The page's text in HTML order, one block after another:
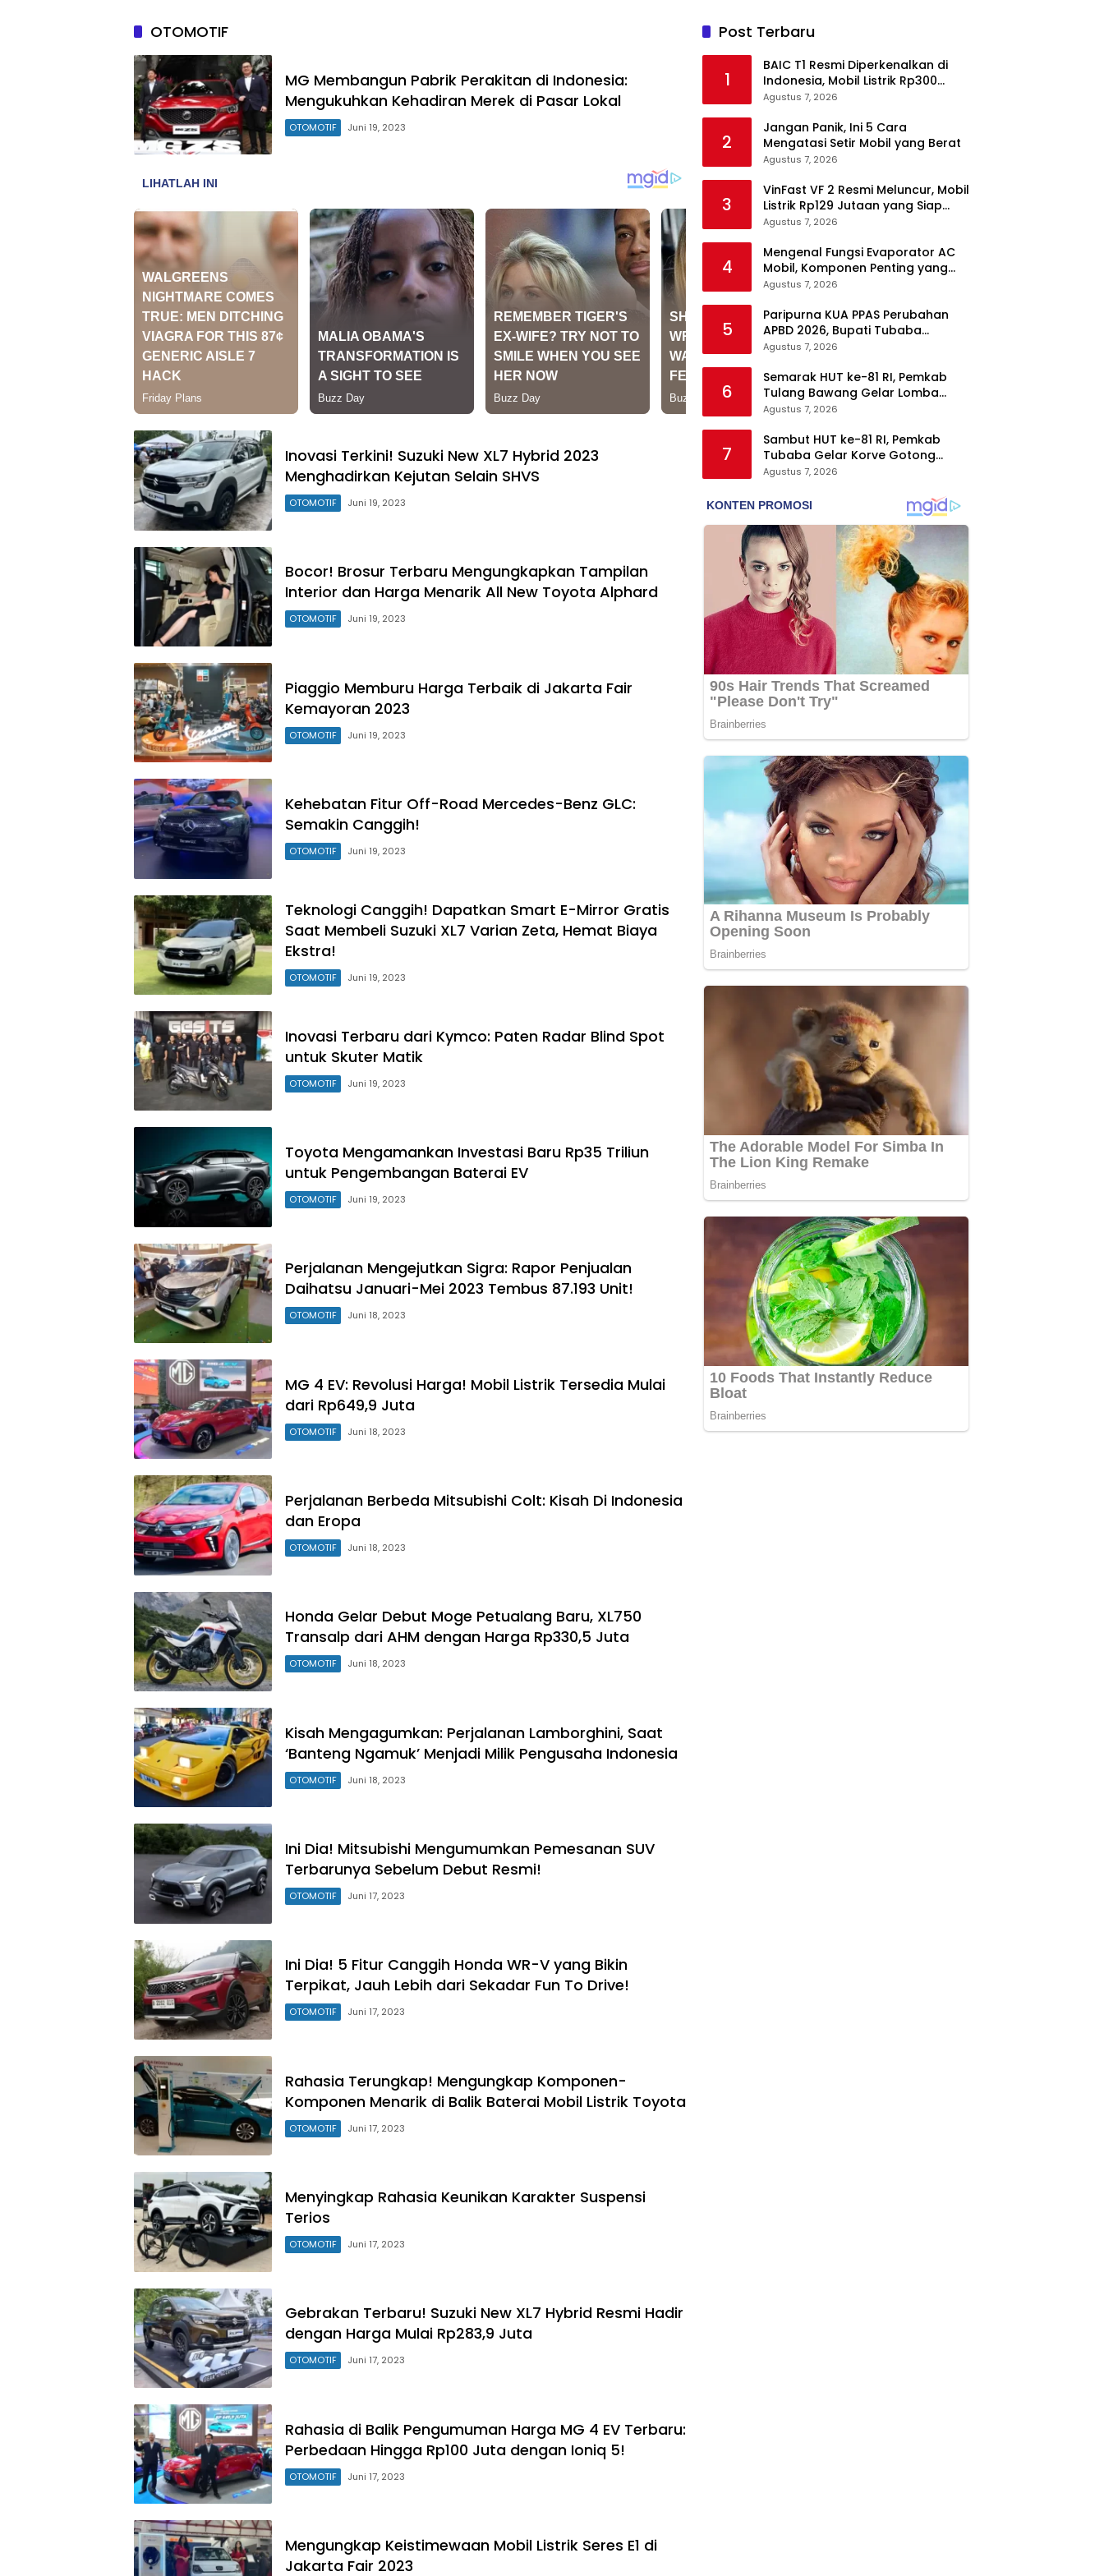
OTOMOTIF
MG Membangun Pabrik Perakitan di Indonesia:
Mengukuhkan Kehadiran Merek di Pasar Lokal
OTOMOTIF Juni 19, 2023
Inovasi Terkini! Suzuki New XL7 Hybrid 2023
Menghadirkan Kejutan Selain SHVS
OTOMOTIF Juni 19, 2023
Bocor! Brosur Terbaru Mengungkapkan Tampilan
Interior dan Harga Menarik All New Toyota Alphard
OTOMOTIF Juni 19, 2023
Piaggio Memburu Harga Terbaik di Jakarta Fair
Kemayoran 2023
OTOMOTIF Juni 19, 2023
Kehebatan Fitur Off-Road Mercedes-Benz GLC:
Semakin Canggih!
OTOMOTIF Juni 19, 2023
Teknologi Canggih! Dapatkan Smart E-Mirror Gratis
Saat Membeli Suzuki XL7 Varian Zeta, Hemat Biaya
Ekstra!
OTOMOTIF Juni 19, 2023
Inovasi Terbaru dari Kymco: Paten Radar Blind Spot
untuk Skuter Matik
OTOMOTIF Juni 19, 2023
Toyota Mengamankan Investasi Baru Rp35 Triliun
untuk Pengembangan Baterai EV
OTOMOTIF Juni 19, 2023
Perjalanan Mengejutkan Sigra: Rapor Penjualan
Daihatsu Januari-Mei 2023 Tembus 87.193 Unit!
OTOMOTIF Juni 18, 2023
MG 4 EV: Revolusi Harga! Mobil Listrik Tersedia Mulai
dari Rp649,9 Juta
OTOMOTIF Juni 18, 2023
Perjalanan Berbeda Mitsubishi Colt: Kisah Di Indonesia
dan Eropa
OTOMOTIF Juni 18, 2023
Honda Gelar Debut Moge Petualang Baru, XL750
Transalp dari AHM dengan Harga Rp330,5 Juta
OTOMOTIF Juni 18, 2023
Kisah Mengagumkan: Perjalanan Lamborghini, Saat
‘Banteng Ngamuk’ Menjadi Milik Pengusaha Indonesia
OTOMOTIF Juni 18, 2023
Ini Dia! Mitsubishi Mengumumkan Pemesanan SUV
Terbarunya Sebelum Debut Resmi!
OTOMOTIF Juni 17, 2023
Ini Dia! 5 Fitur Canggih Honda WR-V yang Bikin
Terpikat, Jauh Lebih dari Sekadar Fun To Drive!
OTOMOTIF Juni 17, 2023
Rahasia Terungkap! Mengungkap Komponen-
Komponen Menarik di Balik Baterai Mobil Listrik Toyota
OTOMOTIF Juni 17, 2023
Menyingkap Rahasia Keunikan Karakter Suspensi
Terios
OTOMOTIF Juni 17, 2023
Gebrakan Terbaru! Suzuki New XL7 Hybrid Resmi Hadir
dengan Harga Mulai Rp283,9 Juta
OTOMOTIF Juni 17, 2023
Rahasia di Balik Pengumuman Harga MG 4 EV Terbaru:
Perbedaan Hingga Rp100 Juta dengan Ioniq 5!
OTOMOTIF Juni 17, 2023
Mengungkap Keistimewaan Mobil Listrik Seres E1 di
Jakarta Fair 2023
Post Terbaru
1
BAIC T1 Resmi Diperkenalkan di
Indonesia, Mobil Listrik Rp300
Jutaan Siap Ramaikan Pasar EV
Agustus 7, 2026
2
Jangan Panik, Ini 5 Cara
Mengatasi Setir Mobil yang Berat
Agustus 7, 2026
3
VinFast VF 2 Resmi Meluncur, Mobil
Listrik Rp129 Jutaan yang Siap
Jadi Alternatif Pengganti Motor
Agustus 7, 2026
4
Mengenal Fungsi Evaporator AC
Mobil, Komponen Penting yang
Sering Terlupakan
Agustus 7, 2026
5
Paripurna KUA PPAS Perubahan
APBD 2026, Bupati Tubaba
Targetkan Pendapatan Daerah
Agustus 7, 2026
6
Semarak HUT ke-81 RI, Pemkab
Tulang Bawang Gelar Lomba
Senam Udang Manis
Agustus 7, 2026
7
Sambut HUT ke-81 RI, Pemkab
Tubaba Gelar Korve Gotong
Royong dan Bersih-Bersih
Agustus 7, 2026